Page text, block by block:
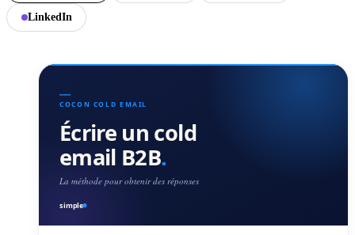
LinkedIn